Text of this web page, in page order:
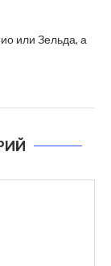
или Зельда, а